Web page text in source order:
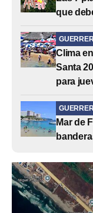
que
Clima
Santa
para
Mar de